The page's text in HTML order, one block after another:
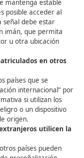
legal de
la señal V-16
señal V-16
2026.
a llevar la
y
estarán
accesorio.
en el interior del
y cargado. No es